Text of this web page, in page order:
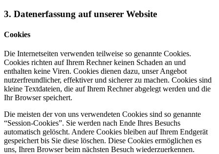
3. Datenerfassung auf unserer Website
Cookies
Die Internetseiten verwenden teilweise so genannte Cookies.
Cookies richten auf Ihrem Rechner keinen Schaden an und
enthalten keine Viren. Cookies dienen dazu, unser Angebot
nutzerfreundlicher, effektiver und sicherer zu machen. Cookies sind
kleine Textdateien, die auf Ihrem Rechner abgelegt werden und die
Ihr Browser speichert.
Die meisten der von uns verwendeten Cookies sind so genannte
“Session-Cookies”. Sie werden nach Ende Ihres Besuchs
automatisch gelöscht. Andere Cookies bleiben auf Ihrem Endgerät
gespeichert bis Sie diese löschen. Diese Cookies ermöglichen es
uns, Ihren Browser beim nächsten Besuch wiederzuerkennen.